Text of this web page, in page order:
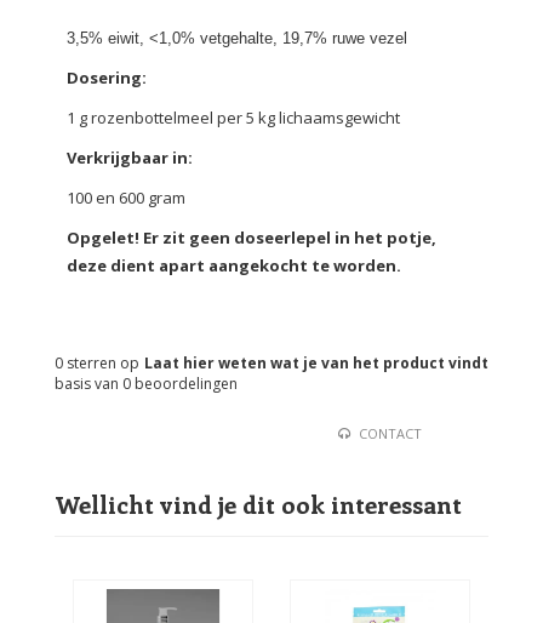
3,5% eiwit, <1,0% vetgehalte, 19,7% ruwe vezel
Dosering:
1 g rozenbottelmeel per 5 kg lichaamsgewicht
Verkrijgbaar in:
100 en 600 gram
Opgelet! Er zit geen doseerlepel in het potje,
deze dient apart aangekocht te worden.
Laat hier weten wat je van het product vindt
0 sterren op
basis van 0 beoordelingen
CONTACT
Wellicht vind je dit ook interessant